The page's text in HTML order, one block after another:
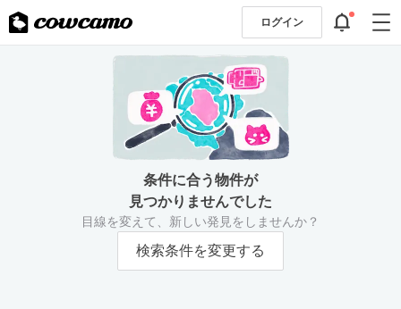
ログイン
条件に合う物件が
見つかりませんでした
目線を変えて、新しい発見をしませんか？
検索条件を変更する